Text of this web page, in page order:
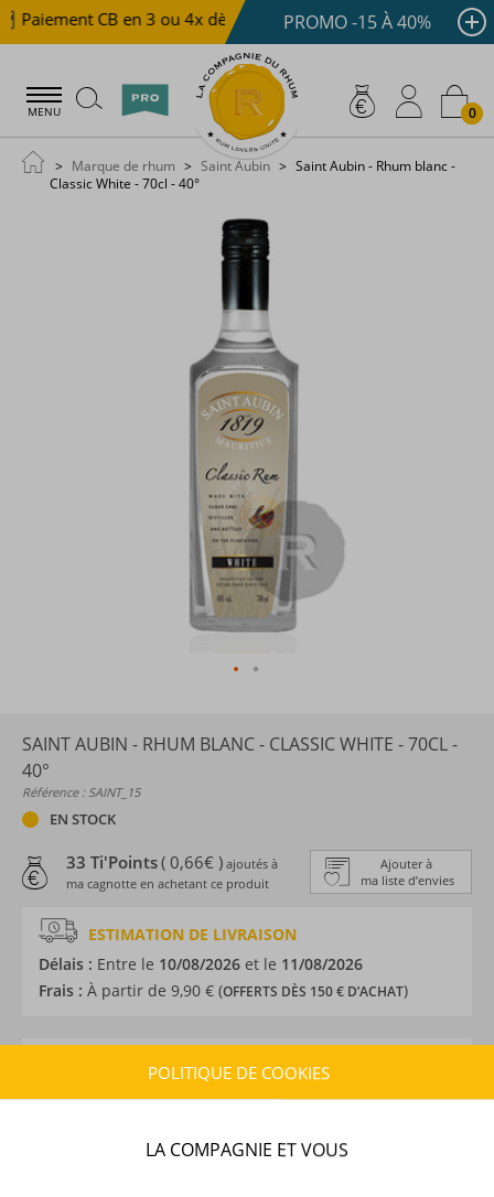
Paiement CB en 3 ou 4x dès 100 € Livraison offerte
PROMO -15 À 40%
MENU 0
Marque de rhum Saint Aubin
Saint Aubin - Rhum blanc -
Classic White - 70cl - 40°
SAINT AUBIN - RHUM BLANC - CLASSIC WHITE - 70CL -
40°
Référence : SAINT_15
EN STOCK
Ajouter à
ma liste d’envies
33 Ti'Points( 0,66€ ) ajoutés à
ma cagnotte en achetant ce produit
ESTIMATION DE LIVRAISON
Délais : Entre le 10/08/2026 et le 11/08/2026
Frais : À partir de 9,90 € (OFFERTS DÈS 150 € D’ACHAT)
CARACTÉRISTIQUES DU PRODUIT
Type d’alcool :Rhum agricole
Colonne
POLITIQUE DE COOKIES
LA COMPAGNIE ET VOUS